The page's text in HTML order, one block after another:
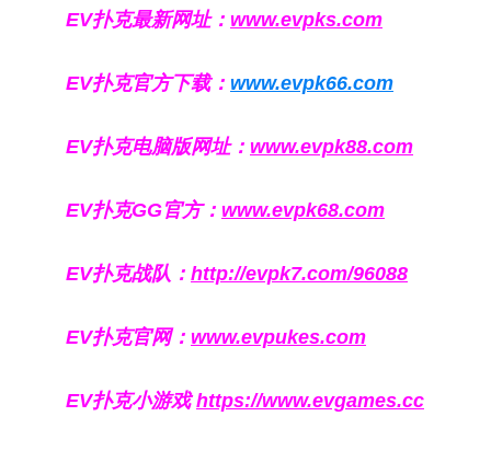
EV扑克最新网址： www.evpks.com
EV扑克官方下载： www.evpk66.com
EV扑克电脑版网址： www.evpk88.com
EV扑克GG官方： www.evpk68.com
EV扑克战队： http://evpk7.com/96088
EV扑克官网： www.evpukes.com
EV扑克小游戏https://www.evgames.cc